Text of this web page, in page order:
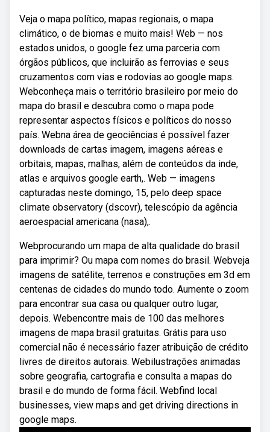
Veja o mapa político, mapas regionais, o mapa
climático, o de biomas e muito mais! Web — nos
estados unidos, o google fez uma parceria com
órgãos públicos, que incluirão as ferrovias e seus
cruzamentos com vias e rodovias ao google maps.
Webconheça mais o território brasileiro por meio do
mapa do brasil e descubra como o mapa pode
representar aspectos físicos e políticos do nosso
país. Webna área de geociências é possível fazer
downloads de cartas imagem, imagens aéreas e
orbitais, mapas, malhas, além de conteúdos da inde,
atlas e arquivos google earth,. Web — imagens
capturadas neste domingo, 15, pelo deep space
climate observatory (dscovr), telescópio da agência
aeroespacial americana (nasa),.
Webprocurando um mapa de alta qualidade do brasil
para imprimir? Ou mapa com nomes do brasil. Webveja
imagens de satélite, terrenos e construções em 3d em
centenas de cidades do mundo todo. Aumente o zoom
para encontrar sua casa ou qualquer outro lugar,
depois. Webencontre mais de 100 das melhores
imagens de mapa brasil gratuitas. Grátis para uso
comercial não é necessário fazer atribuição de crédito
livres de direitos autorais. Webilustrações animadas
sobre geografia, cartografia e consulta a mapas do
brasil e do mundo de forma fácil. Webfind local
businesses, view maps and get driving directions in
google maps.